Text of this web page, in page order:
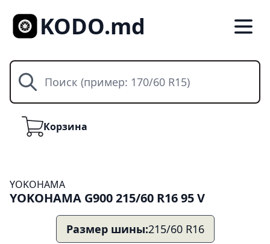
KODO.md
Поиск
КорзинаКорзина
YOKOHAMA
YOKOHAMA G900 215/60 R16 95 V
Размер шины:215/60 R16